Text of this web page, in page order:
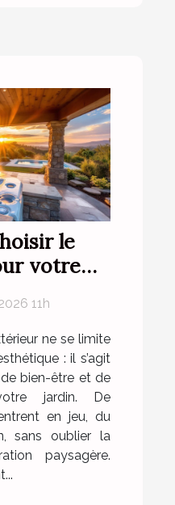
le
votre
11h
ne se limite
: il s’agit
bien-être et de
jardin. De
en jeu, du
sans oublier la
paysagère.